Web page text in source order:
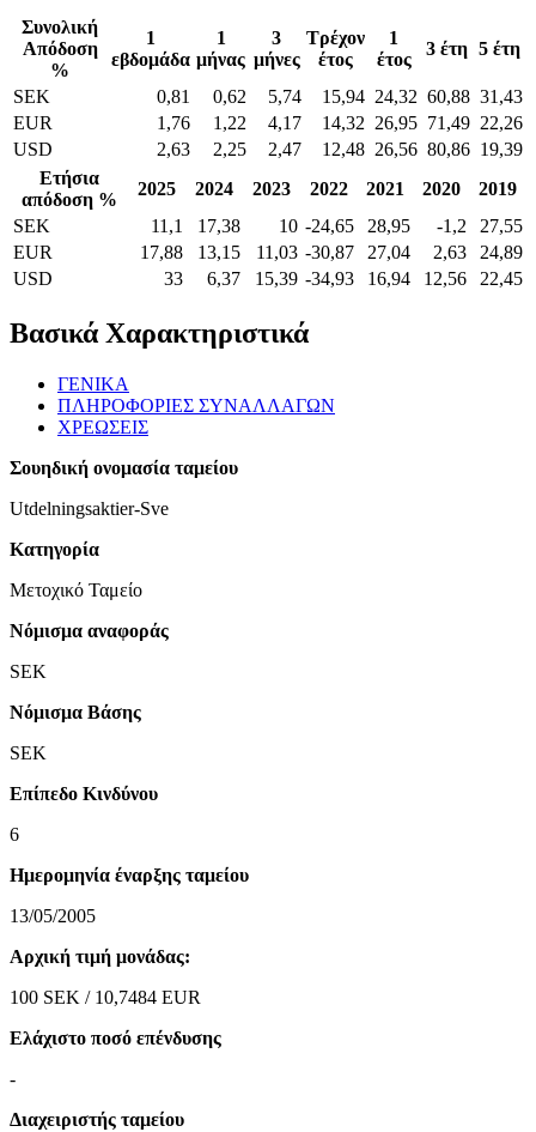
Συνολική
Απόδοση
%
1
εβδομάδα
1
μήνας
3
μήνες
Τρέχον
έτος
1
έτος
3 έτη 5 έτη
SEK 0,81 0,62 5,74 15,94 24,32 60,88 31,43
EUR
1,76 1,22 4,17 14,32 26,95 71,49 22,26
USD
2,63 2,25 2,47 12,48 26,56 80,86 19,39
Eτήσια
απόδοση %
2025 2024 2023 2022 2021 2020
2019
SEK
11,1 17,38 10 -24,65 28,95 -1,2
27,55
EUR
17,88 13,15 11,03 -30,87 27,04 2,63
24,89
USD
33 6,37 15,39 -34,93 16,94 12,56 22,45
Βασικά Χαρακτηριστικά
ΓΕΝΙΚΑ
ΠΛΗΡΟΦΟΡΙΕΣ ΣΥΝΑΛΛΑΓΩΝ
ΧΡΕΩΣΕΙΣ
Σουηδική ονομασία ταμείου
Utdelningsaktier-Sve
Κατηγορία
Μετοχικό Ταμείο
Νόμισμα αναφοράς
SEK
Νόμισμα Βάσης
SEK
Επίπεδο Κινδύνου
6
Ημερομηνία έναρξης ταμείου
13/05/2005
Αρχική τιμή μονάδας:
100 SEK / 10,7484 EUR
Ελάχιστο ποσό επένδυσης
-
Διαχειριστής ταμείου